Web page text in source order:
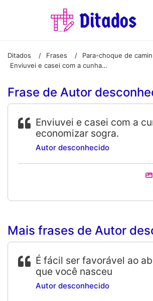
Ditados / Frases / Para-choque de
Enviuvei e casei com a cunhada para economizar sogra.
Frase de Autor
Enviuvei e casei com a
economizar sogra.
Autor desconhecido
Mais frases de Autor
É fácil ser favorável ao
que você nasceu
Autor desconhecido